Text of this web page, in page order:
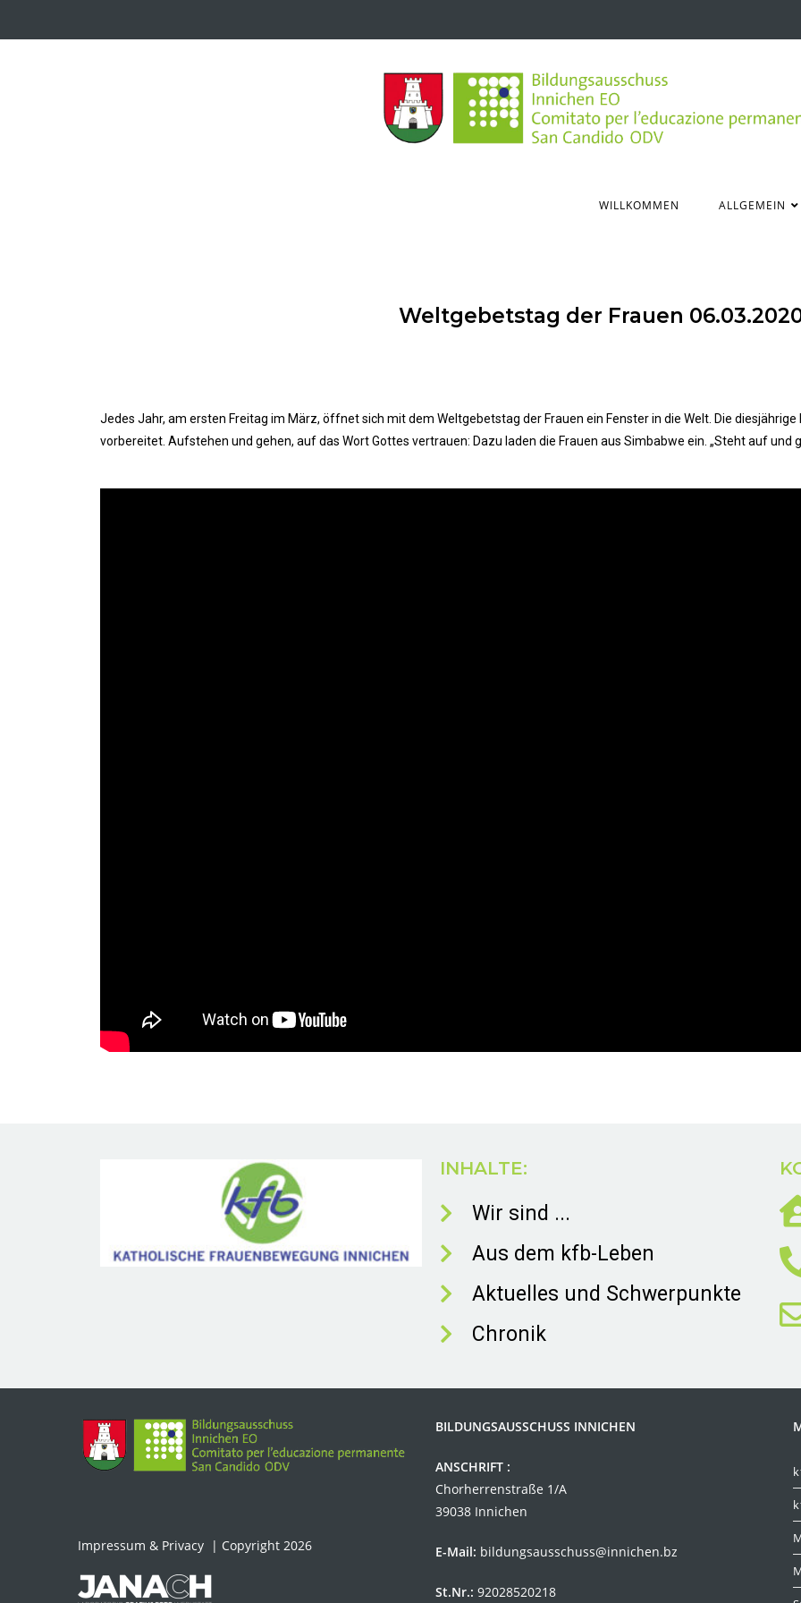
WILLKOMMEN ALLGEMEIN
Weltgebetstag der Frauen
Jedes Jahr, am ersten Freitag im März, öffnet sich mit dem Weltgebetstag der Frauen ein Fenster in die Welt. Die
vorbereitet. Aufstehen und gehen, auf das Wort Gottes vertrauen: Dazu laden die Frauen aus Simbabwe ein. „Steht auf und
INHALTE:
Wir sind ...
Aus dem kfb-Leben
Aktuelles und Schwerpunkte
Chronik
Impressum & Privacy | Copyright 2026
BILDUNGSAUSSCHUSS INNICHEN
ANSCHRIFT :
Chorherrenstraße 1/A
39038 Innichen
E-Mail: bildungsausschuss@innichen.bz
St.Nr.: 92028520218